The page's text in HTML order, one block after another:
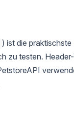
) ist die
zu testen.